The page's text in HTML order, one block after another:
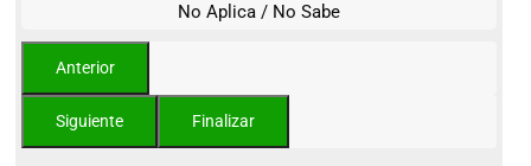
No Aplica / No Sabe